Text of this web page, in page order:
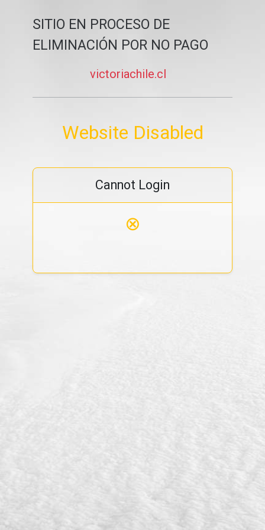
SITIO EN PROCESO DE
ELIMINACIÓN POR NO PAGO
victoriachile.cl
Website Disabled
Cannot Login
⊗